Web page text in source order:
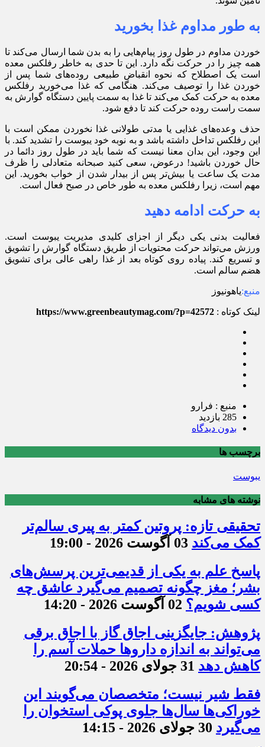
به طور مداوم غذا بخورید
خوردن مداوم در طول روز پیام‌هایی را به بدن شما ارسال می‌کند تا
همه چیز را در حرکت نگه دارد. این تا حدی به خاطر رفلکس معده
است یک اصطلاح که نحوه انقباض طبیعی روده‌های شما پس از
خوردن غذا را توصیف می‌کند. هنگامی که غذا می‌خورید رفلکس
معده به حرکت کمک می‌کند تا غذا به سمت پایین دستگاه گوارش به
سمت راست روده حرکت کند تا دفع شود.
حذف وعده‌های غذایی یا مدتی طولانی غذا نخوردن ممکن است با
این رفلکس تداخل داشته باشد و به نوبه خود یبوست را تشدید کند. با
این وجود، این بدان معنا نیست که شما باید در طول روز دائما در
حال خوردن باشید! درعوض، سعی کنید صبحانه متعادلی را ظرف
مدت یک ساعت یا بیش‌تر پس از بیدار شدن از خواب بخورید. این
مهم است، زیرا رفلکس معده به طور خاص در صبح فعال است.
به حرکت ادامه دهید
فعالیت بدنی یکی دیگر از اجزای کلیدی مدیریت یبوست است.
ورزش می‌تواند حرکت محتویات از طریق دستگاه گوارش را تشویق
و تسریع کند. پیاده روی کوتاه بعد از غذا راهی عالی برای تشویق
هضم سالم است.
منبع:یاهونیوز
لینک کوتاه : https://www.greenbeautymag.com/?p=42572
منبع : فرارو
285 بازدید
بدون دیدگاه
برچسب ها
یبوست
نوشته های مشابه
تحقیقی تازه: پروتین کمتر به پیری سالم‌تر
کمک می‌کند 03 آگوست 2026 - 19:00
پاسخ علم به یکی از قدیمی‌ترین پرسش‌های
بشر؛ مغز چگونه تصمیم می‌گیرد عاشق چه
کسی شویم؟ 02 آگوست 2026 - 14:20
پژوهش: جایگزینی اجاق گاز با اجاق برقی
می‌تواند به اندازه داروها حملات آسم را
کاهش دهد 31 جولای 2026 - 20:54
فقط شیر نیست؛ متخصصان می‌گویند این
خوراکی‌ها سال‌ها جلوی پوکی استخوان را
می‌گیرد 30 جولای 2026 - 14:15